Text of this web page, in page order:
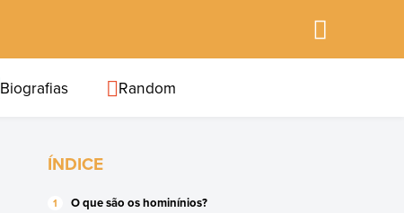
Biografias Random
ÍNDICE
O que são os hominínios?